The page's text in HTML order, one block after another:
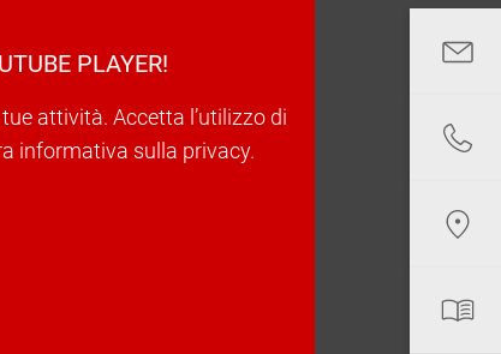
PLAYER!
attività. Accetta l’utilizzo di
informativa sulla privacy.